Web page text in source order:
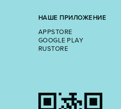
НАШЕ ПРИЛОЖЕНИЕ
APPSTORE
GOOGLE PLAY
RUSTORE